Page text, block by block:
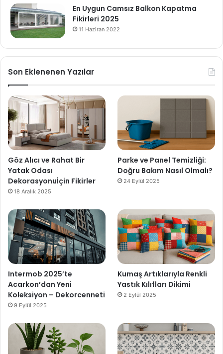
En Uygun Camsız Balkon Kapatma
Fikirleri 2025
11 Haziran 2022
Son Eklenenen Yazılar
Göz Alıcı ve Rahat Bir
Yatak Odası
Dekorasyonuİçin Fikirler
18 Aralık 2025
Parke ve Panel Temizliği:
Doğru Bakım Nasıl Olmalı?
24 Eylül 2025
Intermob 2025’te
Acarkon’dan Yeni
Koleksiyon – Dekorcenneti
9 Eylül 2025
Kumaş Artıklarıyla Renkli
Yastık Kılıfları Dikimi
2 Eylül 2025